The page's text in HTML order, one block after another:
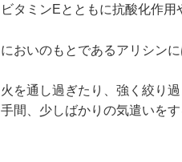
ビタミンEとともに抗酸化作用
においのもとであるアリシン
火を通し過ぎたり、強く絞り
手間、少しばかりの気遣いを